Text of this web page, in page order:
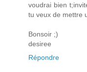
voudrai bien
tu veux de mettre
Bonsoir ;)
desiree
Répondre